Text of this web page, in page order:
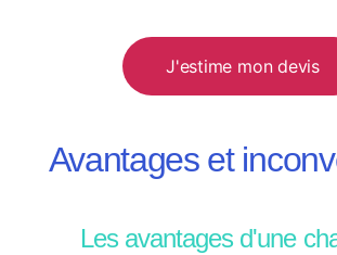
J'estime mon devis
Avantages et
Les avantages d'une